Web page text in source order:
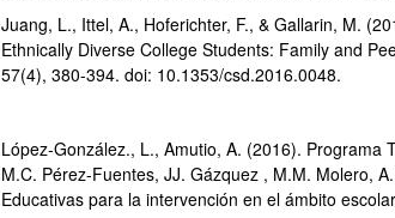
Juang, L., Ittel, A., Hoferichter, F., & Gallarin, M.
Ethnically Diverse College Students: Family and
57(4), 380-394. doi: 10.1353/csd.2016.0048.
López-González., L., Amutio, A. (2016). Programa
M.C. Pérez-Fuentes, JJ. Gázquez , M.M. Molero,
Educativas para la intervención en el ámbito